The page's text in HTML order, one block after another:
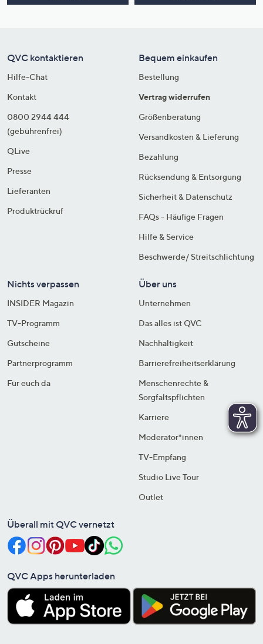
QVC kontaktieren
Hilfe-Chat
Kontakt
0800 2944 444
(gebührenfrei)
QLive
Presse
Lieferanten
Produktrückruf
Bequem einkaufen
Bestellung
Vertrag widerrufen
Größenberatung
Versandkosten & Lieferung
Bezahlung
Rücksendung & Entsorgung
Sicherheit & Datenschutz
FAQs - Häufige Fragen
Hilfe & Service
Beschwerde/ Streitschlichtung
Nichts verpassen
INSIDER Magazin
TV-Programm
Gutscheine
Partnerprogramm
Für euch da
Über uns
Unternehmen
Das alles ist QVC
Nachhaltigkeit
Barrierefreiheitserklärung
Menschenrechte &
Sorgfaltspflichten
Karriere
Moderator*innen
TV-Empfang
Studio Live Tour
Outlet
Überall mit QVC vernetzt
QVC Apps herunterladen